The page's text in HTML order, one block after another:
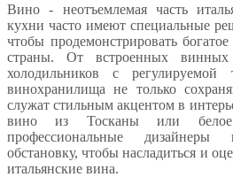
Вино - неотъемлемая часть
кухни часто имеют специальные
чтобы продемонстрировать богатое
страны. От встроенных
холодильников с
винохранилища не только
служат стильным акцентом в
вино из Тосканы или
профессиональные дизайнеры
обстановку, чтобы насладиться и
итальянские вина.